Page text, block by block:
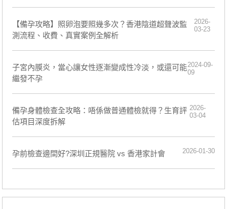
【備孕攻略】照卵泡要照幾多次？香港陰道超聲波監
測流程、收費、真實案例全解析
2026-
03-23
子宮內膜炎，當心讓女性逐漸變成性冷淡，或還可能
繼發不孕
2024-09-
09
備孕身體檢查全攻略：唔係做普通體檢就得？生育評
估項目深度拆解
2026-
03-04
孕前檢查邊間好?深圳正規醫院 vs 香港家計會 2026-01-30